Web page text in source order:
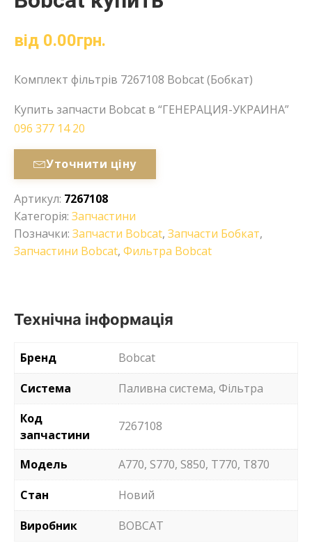
від 0.00грн.
Комплект фільтрів 7267108 Bobcat (Бобкат)
Купить запчасти Bobcat в “ГЕНЕРАЦИЯ-УКРАИНА”
096 377 14 20
Уточнити ціну
Артикул: 7267108
Категорія: Запчастини
Позначки: Запчасти Bobcat, Запчасти Бобкат,
Запчастини Bobcat, Фильтра Bobcat
Технічна інформація
Бренд
Bobcat
Система
Паливна система, Фільтра
Код
запчастини
7267108
Модель
A770, S770, S850, T770, T870
Стан
Новий
Виробник
BOBCAT